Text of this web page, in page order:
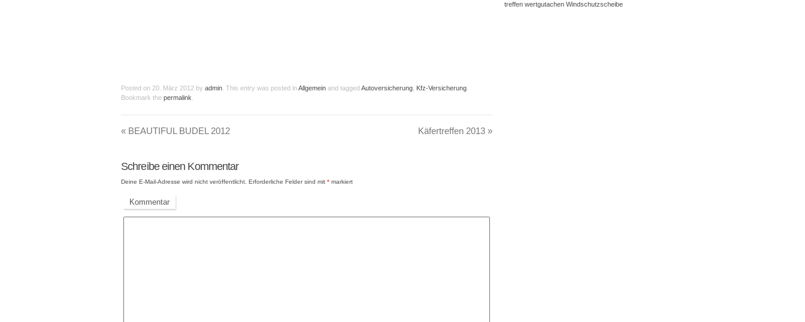
Posted on 20. März 2012 by admin . This entry was posted inAllgemein and taggedAutoversicherung Kfz-Versicherung
Bookmark the permalink
« BEAUTIFUL BUDEL 2012 Käfertreffen 2013 »
Schreibe einen Kommentar
Deine E-Mail-Adresse wird nicht veröffentlicht. Erforderliche Felder sind mit * markiert
Kommentar
treffen wertgutachen Windschutzscheibe